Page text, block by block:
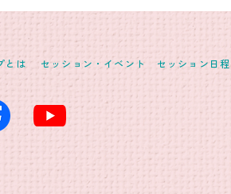
とは セッション・イベント セッション日程